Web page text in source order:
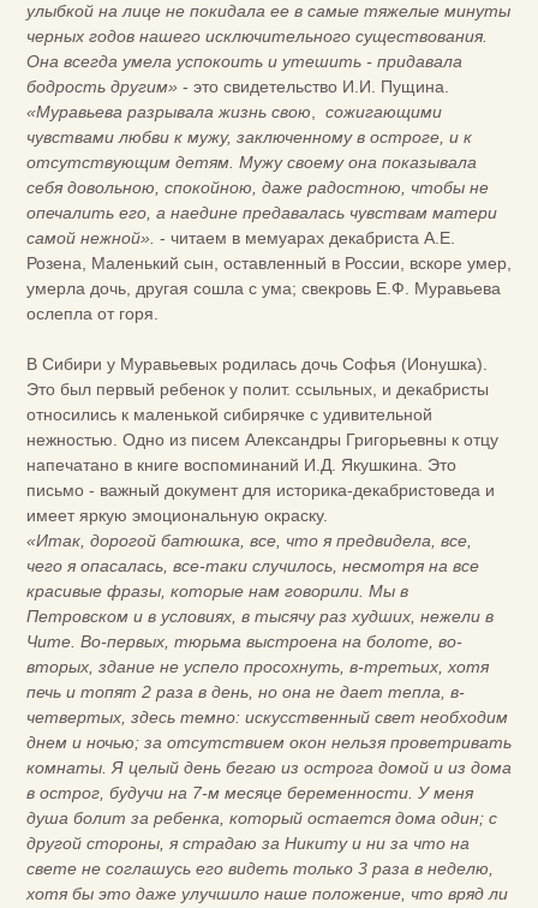
улыбкой на лице не покидала ее в самые тяжелые минуты
черных годов нашего исключительного существования.
Она всегда умела успокоить и утешить - придавала
бодрость другим» - это свидетельство И.И. Пущина.
«Муравьева разрывала жизнь свою
сожигающими
чувствами любви к мужу, заключенному в остроге, и к
отсутствующим детям. Мужу своему она показывала
себя довольною, спокойною, даже радостною, чтобы не
опечалить его, а наедине предавалась чувствам матери
самой нежной». - читаем в мемуарах декабриста А.Е.
Розена, Маленький сын, оставленный в России, вскоре умер,
умерла дочь, другая сошла с ума; свекровь Е.Ф. Муравьева
ослепла от горя.
В Сибири у Муравьевых родилась дочь Софья (Ионушка).
Это был первый ребенок у полит. ссыльных, и декабристы
относились к маленькой сибирячке с удивительной
нежностью. Одно из писем Александры Григорьевны к отцу
напечатано в книге воспоминаний И.Д. Якушкина. Это
письмо - важный документ для историка-декабристоведа и
имеет яркую эмоциональную окраску.
«Итак, дорогой батюшка, все, что я предвидела, все,
чего я опасалась, все-таки случилось, несмотря на все
красивые фразы, которые нам говорили. Мы в
Петровском и в условиях, в тысячу раз худших, нежели в
Чите. Во-первых, тюрьма выстроена на болоте, во-
вторых, здание не успело просохнуть, в-третьих, хотя
печь и топят 2 раза в день, но она не дает тепла, в-
четвертых, здесь темно: искусственный свет необходим
днем и ночью; за отсутствием окон нельзя проветривать
комнаты. Я целый день бегаю из острога домой и из дома
в острог, будучи на 7-м месяце беременности. У меня
душа болит за ребенка, который остается дома один; с
другой стороны, я страдаю за Никиту и ни за что на
свете не соглашусь его видеть только 3 раза в неделю,
хотя бы это даже улучшило наше положение, что вряд ли